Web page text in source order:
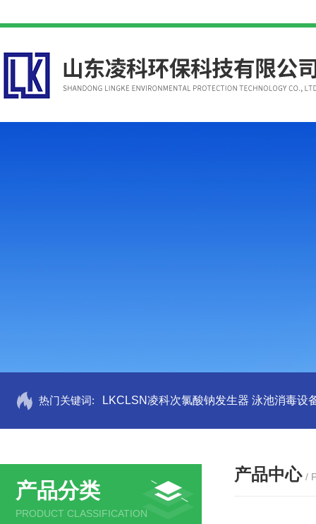
热门关键词: LKCLSN凌科次氯酸钠发生器 泳池消毒设
产品分类
PRODUCT CLASSIFICATION
产品中心 /